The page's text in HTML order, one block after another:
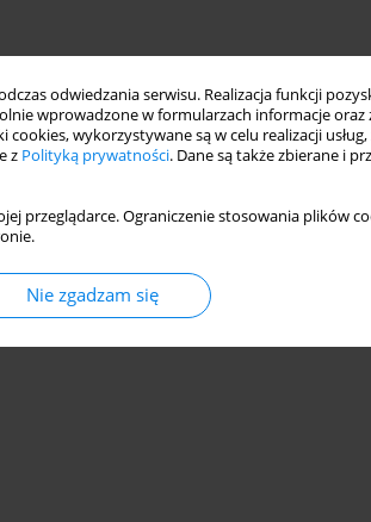
odwiedzania serwisu. Realizacja funkcji
wprowadzone w formularzach informacje
cookies, wykorzystywane są w celu realizacji
z Polityką prywatności. Dane są także zbierane i
przeglądarce. Ograniczenie stosowania plików
Nie zgadzam się